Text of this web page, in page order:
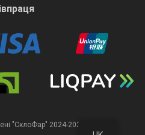
"СклоФар" 2024-2026